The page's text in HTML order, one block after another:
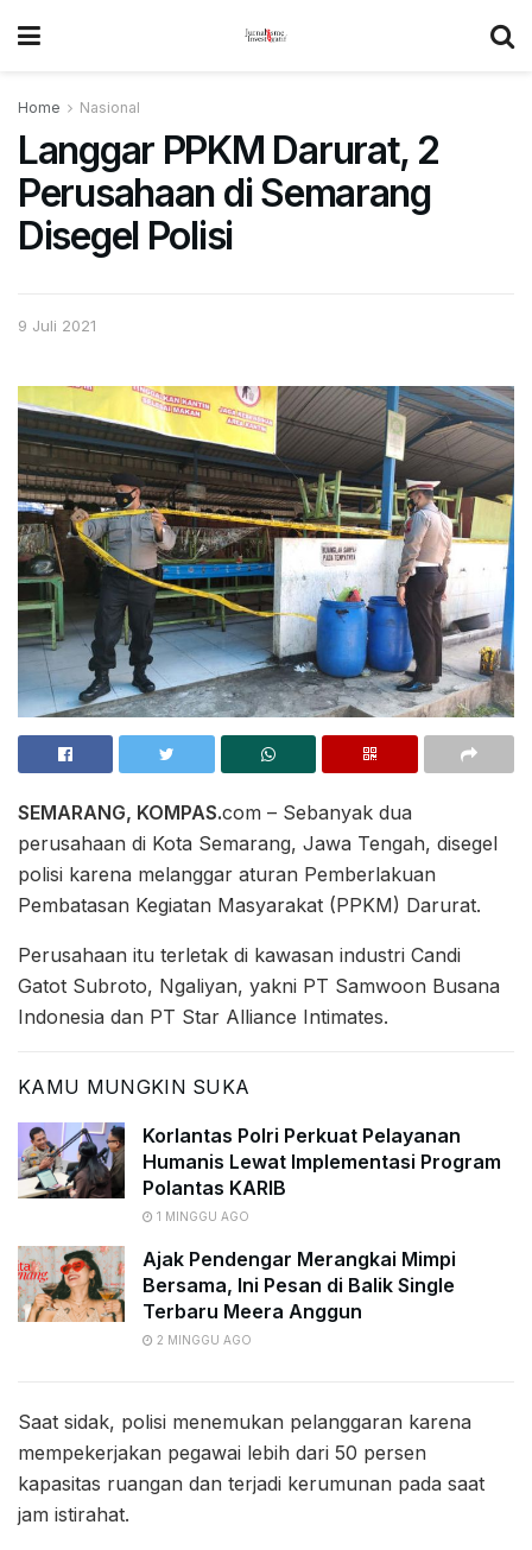
Home Nasional
Langgar PPKM Darurat, 2
Perusahaan di Semarang
Disegel Polisi
9 Juli 2021
SEMARANG, KOMPAS.com – Sebanyak dua
perusahaan di Kota Semarang, Jawa Tengah, disegel
polisi karena melanggar aturan Pemberlakuan
Pembatasan Kegiatan Masyarakat (PPKM) Darurat.
Perusahaan itu terletak di kawasan industri Candi
Gatot Subroto, Ngaliyan, yakni PT Samwoon Busana
Indonesia dan PT Star Alliance Intimates.
KAMU MUNGKIN SUKA
Korlantas Polri Perkuat Pelayanan
Humanis Lewat Implementasi Program
Polantas KARIB
1 MINGGU AGO
Ajak Pendengar Merangkai Mimpi
Bersama, Ini Pesan di Balik Single
Terbaru Meera Anggun
2 MINGGU AGO
Saat sidak, polisi menemukan pelanggaran karena
mempekerjakan pegawai lebih dari 50 persen
kapasitas ruangan dan terjadi kerumunan pada saat
jam istirahat.